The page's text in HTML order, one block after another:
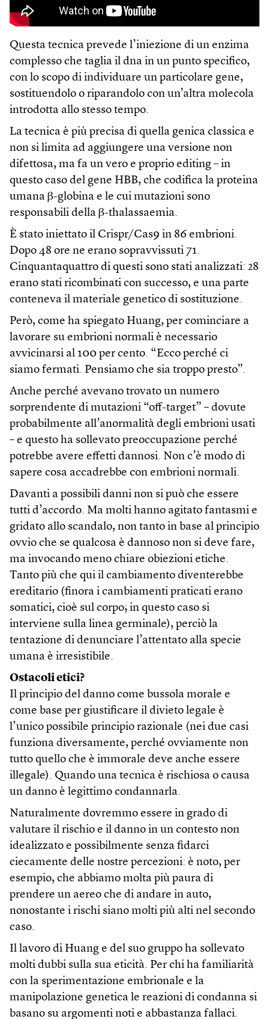
Questa tecnica prevede l’iniezione di un enzima
complesso che taglia il dna in un punto specifico,
con lo scopo di individuare un particolare gene,
sostituendolo o riparandolo con un’altra molecola
introdotta allo stesso tempo.
La tecnica è più precisa di quella genica classica e
non si limita ad aggiungere una versione non
difettosa, ma fa un vero e proprio editing – in
questo caso del gene HBB, che codifica la proteina
umana β-globina e le cui mutazioni sono
responsabili della β-thalassaemia.
È stato iniettato il Crispr/Cas9 in 86 embrioni.
Dopo 48 ore ne erano sopravvissuti 71.
Cinquantaquattro di questi sono stati analizzati: 28
erano stati ricombinati con successo, e una parte
conteneva il materiale genetico di sostituzione.
Però, come ha spiegato Huang, per cominciare a
lavorare su embrioni normali è necessario
avvicinarsi al 100 per cento. “Ecco perché ci
siamo fermati. Pensiamo che sia troppo presto”.
Anche perché avevano trovato un numero
sorprendente di mutazioni “off-target” – dovute
probabilmente all’anormalità degli embrioni usati
– e questo ha sollevato preoccupazione perché
potrebbe avere effetti dannosi. Non c’è modo di
sapere cosa accadrebbe con embrioni normali.
Davanti a possibili danni non si può che essere
tutti d’accordo. Ma molti hanno agitato fantasmi e
gridato allo scandalo, non tanto in base al principio
ovvio che se qualcosa è dannoso non si deve fare,
ma invocando meno chiare obiezioni etiche.
Tanto più che qui il cambiamento diventerebbe
ereditario (finora i cambiamenti praticati erano
somatici, cioè sul corpo; in questo caso si
interviene sulla linea germinale), perciò la
tentazione di denunciare l’attentato alla specie
umana è irresistibile.
Ostacoli etici?
Il principio del danno come bussola morale e
come base per giustificare il divieto legale è
l’unico possibile principio razionale (nei due casi
funziona diversamente, perché ovviamente non
tutto quello che è immorale deve anche essere
illegale). Quando una tecnica è rischiosa o causa
un danno è legittimo condannarla.
Naturalmente dovremmo essere in grado di
valutare il rischio e il danno in un contesto non
idealizzato e possibilmente senza fidarci
ciecamente delle nostre percezioni: è noto, per
esempio, che abbiamo molta più paura di
prendere un aereo che di andare in auto,
nonostante i rischi siano molti più alti nel secondo
caso.
Il lavoro di Huang e del suo gruppo ha sollevato
molti dubbi sulla sua eticità. Per chi ha familiarità
con la sperimentazione embrionale e la
manipolazione genetica le reazioni di condanna si
basano su argomenti noti e abbastanza fallaci.